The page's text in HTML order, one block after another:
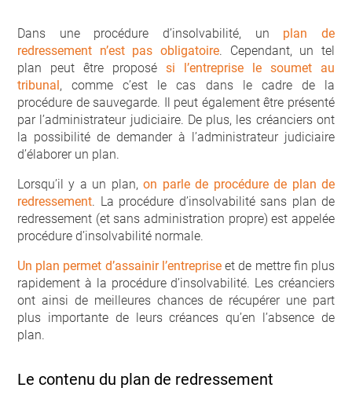
Dans une procédure d’insolvabilité, un plan de
redressement n’est pas obligatoire. Cependant, un tel
plan peut être proposé si l’entreprise le soumet au
tribunal, comme c’est le cas dans le cadre de la
procédure de sauvegarde. Il peut également être présenté
par l’administrateur judiciaire. De plus, les créanciers ont
la possibilité de demander à l’administrateur judiciaire
d’élaborer un plan.
Lorsqu’il y a un plan,on parle de procédure de plan de
redressement. La procédure d’insolvabilité sans plan de
redressement (et sans administration propre) est appelée
procédure d’insolvabilité normale.
Un plan permet d’assainir l’entrepriseet de mettre fin plus
rapidement à la procédure d’insolvabilité. Les créanciers
ont ainsi de meilleures chances de récupérer une part
plus importante de leurs créances qu’en l’absence de
plan.
Le contenu du plan de redressement